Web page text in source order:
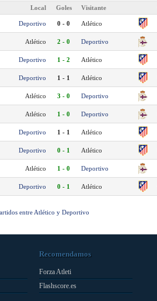
Local Goles Visitante
Deportivo 0 - 0 Atlético
Atlético 2 - 0 Deportivo
Deportivo 1 - 2 Atlético
Deportivo 1 - 1 Atlético
Atlético 3 - 0 Deportivo
Atlético 1 - 0 Deportivo
Deportivo 1 - 1 Atlético
Deportivo 0 - 1 Atlético
Atlético 1 - 0 Deportivo
Deportivo 0 - 1 Atlético
entre Atlético y Deportivo
Recomendamos
Forza Atleti
Flashscore.es